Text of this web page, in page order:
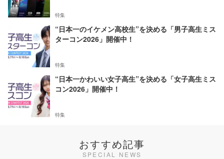
特集
“日本一のイケメン高校生”を決める「男子高生ミス
ターコン2026」開催中！
特集
“日本一かわいい女子高生”を決める「女子高生ミス
コン2026」開催中！
特集
おすすめ記事
SPECIAL NEWS